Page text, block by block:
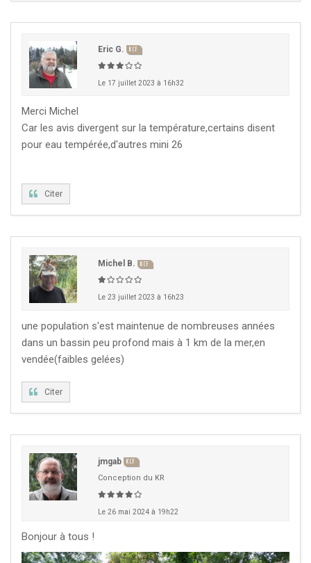
KCF NORMANDIE :Réunion de SectionEn
17-20 sep 2026
CZKA RÉPUBLIQUE TCHÈQUE :
CZKA 2026
25-27 sep 2026 KCF FRANCE :52ème congrès du KCF
Eric G. KCF
Le 17 juillet 2023 à 16h32
Merci Michel
Car les avis divergent sur la température,certains disent
pour eau tempérée,d'autres mini 26
Citer
Michel B. KCF
Le 23 juillet 2023 à 16h23
une population s'est maintenue de nombreuses années
dans un bassin peu profond mais à 1 km de la mer,en
vendée(faibles gelées)
Citer
jmgab KCF
Conception du KR
Le 26 mai 2024 à 19h22
Bonjour à tous !